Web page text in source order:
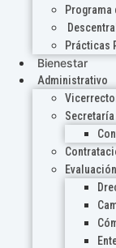
Programa
Prácticas
Bienestar
Administrativo
Secretaría